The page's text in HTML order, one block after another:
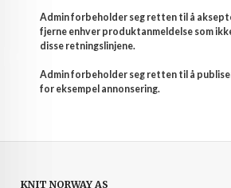
Admin forbeholder seg retten til å
fjerne enhver produktanmeldelse som
disse retningslinjene.
Admin forbeholder seg retten til å
for eksempel annonsering.
KNIT NORWAY AS